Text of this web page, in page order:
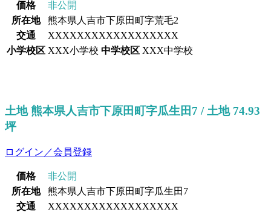
価格
非公開
所在地
熊本県人吉市下原田町字荒毛2
交通
XXXXXXXXXXXXXXXXXX
小学校区 XXX小学校 中学校区 XXX中学校
土地 熊本県人吉市下原田町字瓜生田7 / 土地 74.93
坪
ログイン／会員登録
価格
非公開
所在地
熊本県人吉市下原田町字瓜生田7
交通
XXXXXXXXXXXXXXXXXX